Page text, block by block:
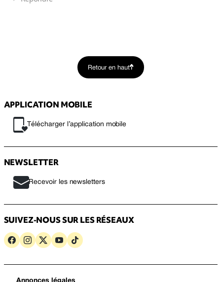
Retour en haut
APPLICATION MOBILE
Télécharger l’application mobile
NEWSLETTER
Recevoir les newsletters
SUIVEZ-NOUS SUR LES RÉSEAUX
Annonces légales